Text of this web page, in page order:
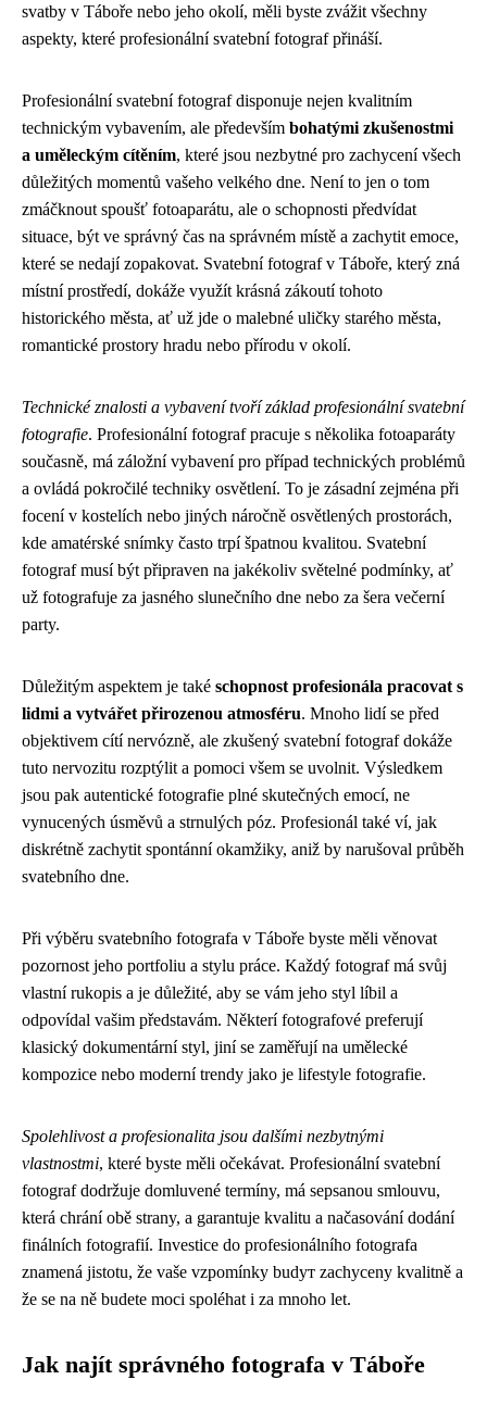
svatby v Táboře nebo jeho okolí, měli byste zvážit všechny
aspekty, které profesionální svatební fotograf přináší.
Profesionální svatební fotograf disponuje nejen kvalitním
technickým vybavením, ale především bohatými zkušenostmi
a uměleckým cítěním, které jsou nezbytné pro zachycení všech
důležitých momentů vašeho velkého dne. Není to jen o tom
zmáčknout spoušť fotoaparátu, ale o schopnosti předvídat
situace, být ve správný čas na správném místě a zachytit emoce,
které se nedají zopakovat. Svatební fotograf v Táboře, který zná
místní prostředí, dokáže využít krásná zákoutí tohoto
historického města, ať už jde o malebné uličky starého města,
romantické prostory hradu nebo přírodu v okolí.
Technické znalosti a vybavení tvoří základ profesionální svatební
fotografie. Profesionální fotograf pracuje s několika fotoaparáty
současně, má záložní vybavení pro případ technických problémů
a ovládá pokročilé techniky osvětlení. To je zásadní zejména při
focení v kostelích nebo jiných náročně osvětlených prostorách,
kde amatérské snímky často trpí špatnou kvalitou. Svatební
fotograf musí být připraven na jakékoliv světelné podmínky, ať
už fotografuje za jasného slunečního dne nebo za šera večerní
party.
Důležitým aspektem je také schopnost profesionála pracovat s
lidmi a vytvářet přirozenou atmosféru. Mnoho lidí se před
objektivem cítí nervózně, ale zkušený svatební fotograf dokáže
tuto nervozitu rozptýlit a pomoci všem se uvolnit. Výsledkem
jsou pak autentické fotografie plné skutečných emocí, ne
vynucených úsměvů a strnulých póz. Profesionál také ví, jak
diskrétně zachytit spontánní okamžiky, aniž by narušoval průběh
svatebního dne.
Při výběru svatebního fotografa v Táboře byste měli věnovat
pozornost jeho portfoliu a stylu práce. Každý fotograf má svůj
vlastní rukopis a je důležité, aby se vám jeho styl líbil a
odpovídal vašim představám. Některí fotografové preferují
klasický dokumentární styl, jiní se zaměřují na umělecké
kompozice nebo moderní trendy jako je lifestyle fotografie.
Spolehlivost a profesionalita jsou dalšími nezbytnými
vlastnostmi, které byste měli očekávat. Profesionální svatební
fotograf dodržuje domluvené termíny, má sepsanou smlouvu,
která chrání obě strany, a garantuje kvalitu a načasování dodání
finálních fotografií. Investice do profesionálního fotografa
znamená jistotu, že vaše vzpomínky budут zachyceny kvalitně a
že se na ně budete moci spoléhat i za mnoho let.
Jak najít správného fotografa v Táboře